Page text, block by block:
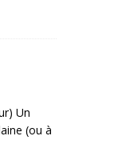
Un
(ou à